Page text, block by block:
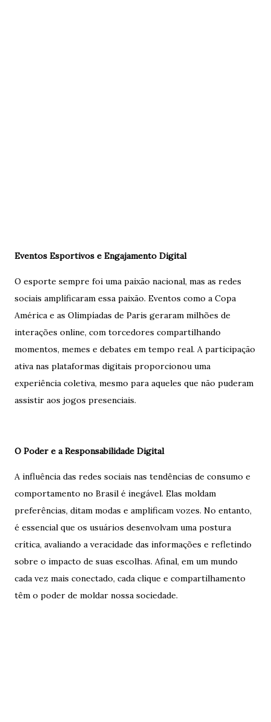
Eventos Esportivos e Engajamento Digital
O esporte sempre foi uma paixão nacional, mas as redes
sociais amplificaram essa paixão. Eventos como a Copa
América e as Olimpíadas de Paris geraram milhões de
interações online, com torcedores compartilhando
momentos, memes e debates em tempo real. A participação
ativa nas plataformas digitais proporcionou uma
experiência coletiva, mesmo para aqueles que não puderam
assistir aos jogos presenciais.
O Poder e a Responsabilidade Digital
A influência das redes sociais nas tendências de consumo e
comportamento no Brasil é inegável. Elas moldam
preferências, ditam modas e amplificam vozes. No entanto,
é essencial que os usuários desenvolvam uma postura
crítica, avaliando a veracidade das informações e refletindo
sobre o impacto de suas escolhas. Afinal, em um mundo
cada vez mais conectado, cada clique e compartilhamento
têm o poder de moldar nossa sociedade.